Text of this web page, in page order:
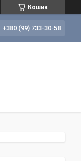
Кошик
+380 (99) 733-30-58